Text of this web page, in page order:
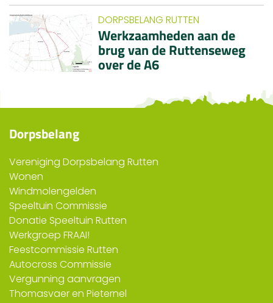
DORPSBELANG RUTTEN
Werkzaamheden aan de
brug van de Ruttenseweg
over de A6
Dorpsbelang
Vereniging Dorpsbelang Rutten
Wonen
Windmolengelden
Speeltuin Commissie
Donatie Speeltuin Rutten
Werkgroep FRAAI!
Feestcommissie Rutten
Autocross Commissie
Vergunning aanvragen
Thomasvaer en Pieternel